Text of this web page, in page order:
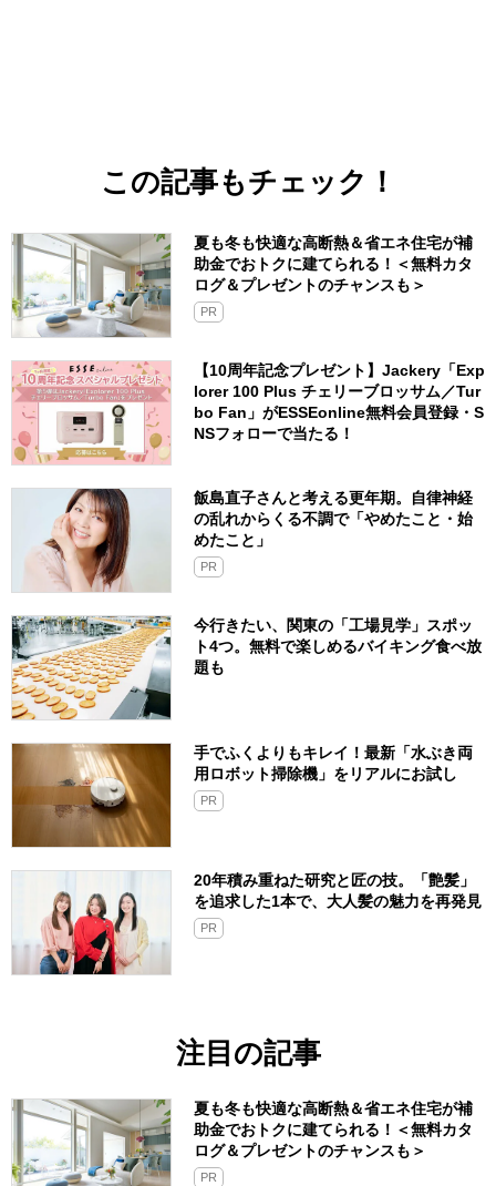
この記事もチェック！
夏も冬も快適な高断熱＆省エネ住宅が補
助金でおトクに建てられる！＜無料カタ
ログ＆プレゼントのチャンスも＞
PR
【10周年記念プレゼント】Jackery「Exp
lorer 100 Plus チェリーブロッサム／Tur
bo Fan」がESSEonline無料会員登録・S
NSフォローで当たる！
飯島直子さんと考える更年期。自律神経
の乱れからくる不調で「やめたこと・始
めたこと」
PR
今行きたい、関東の「工場見学」スポッ
ト4つ。無料で楽しめるバイキング食べ放
題も
手でふくよりもキレイ！最新「水ぶき両
用ロボット掃除機」をリアルにお試し
PR
20年積み重ねた研究と匠の技。「艶髪」
を追求した1本で、大人髪の魅力を再発見
PR
注目の記事
夏も冬も快適な高断熱＆省エネ住宅が補
助金でおトクに建てられる！＜無料カタ
ログ＆プレゼントのチャンスも＞
PR